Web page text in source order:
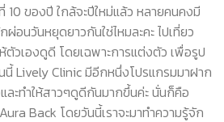
10 ของปี ใกล้จะปีใหม่แล้ว หลายคนคงมี
อนวันหยุดยาวกันใช่ไหมละคะ ไปเที่ยว
ตัวเองดูดี โดยเฉพาะการแต่งตัว เพื่อรูป
นี้ Lively Clinic มีอีกหนึ่งโปรแกรมมาฝาก
ละทำให้สาวๆดูดีกันมากขึ้นค่ะ นั่นก็คือ
Back โดยวันนี้เราจะมาทำความรู้จัก